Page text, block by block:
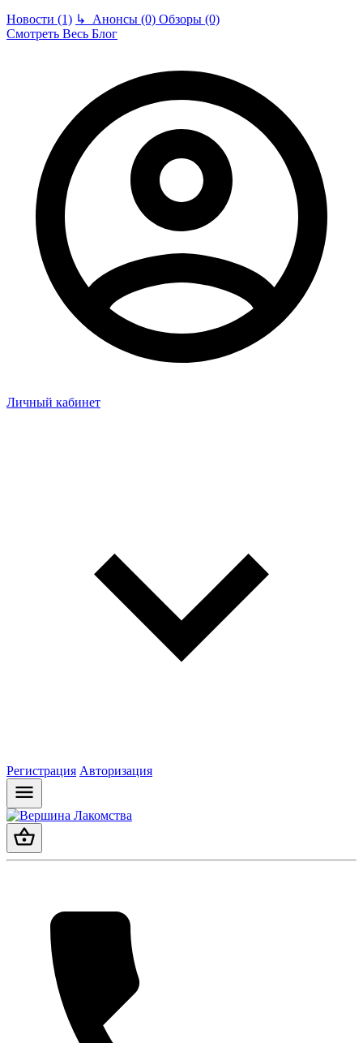
Новости (1) ↳ Анонсы (0) Обзоры (0)
Смотреть Весь Блог
Личный кабинет
Регистрация Авторизация